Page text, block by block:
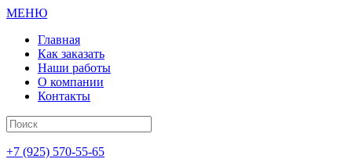
МЕНЮ
Главная
Как заказать
Наши работы
О компании
Контакты
+7 (925) 570-55-65